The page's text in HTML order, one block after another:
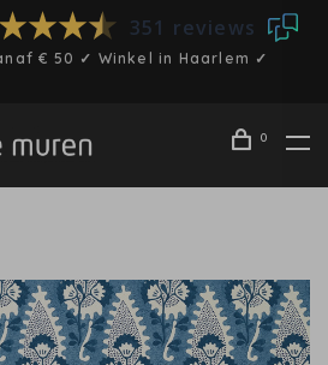
351 reviews
€ 50 ✓ Winkel in Haarlem ✓
0